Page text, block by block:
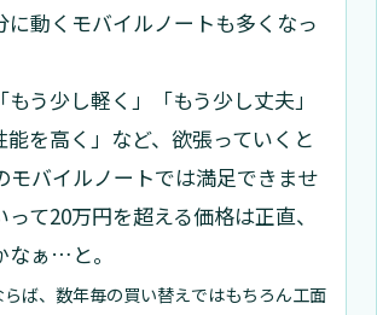
に動くモバイルノートも多くなっ
う少し軽く」「もう少し丈夫」
能を高く」など、欲張っていくと
モバイルノートでは満足できませ
て20万円を超える価格は正直、
なぁ…と。
ば、数年毎の買い替えではもちろん工面